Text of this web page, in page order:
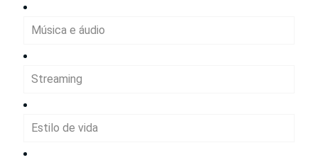
Música e áudio
Streaming
Estilo de vida